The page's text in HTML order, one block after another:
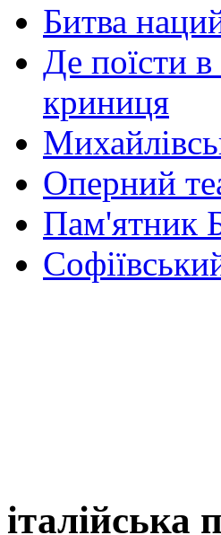
Битва
Де поїсти
криниця
Оперний
Пам'ятник
італійська